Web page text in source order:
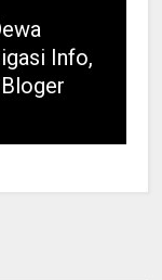
Info,